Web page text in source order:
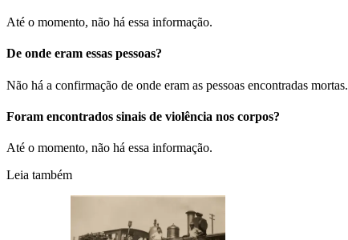
Até o momento, não há essa informação.
De onde eram essas pessoas?
Não há a confirmação de onde eram as pessoas encontradas mortas.
Foram encontrados sinais de violência nos corpos?
Até o momento, não há essa informação.
Leia também